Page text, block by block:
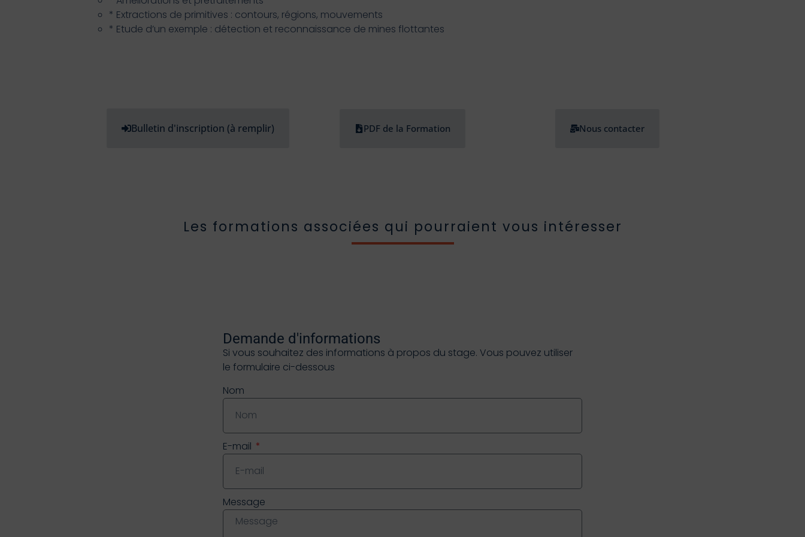
* Extractions de primitives : contours, régions, mouvements
* Etude d’un exemple : détection et reconnaissance de mines flottantes
Bulletin d'inscription (à remplir) PDF de la Formation Nous contacter
Les formations associées qui pourraient vous intéresser
Demande d'informations
Si vous souhaitez des informations à propos du stage. Vous pouvez utiliser
le formulaire ci-dessous
Nom
E-mail
Message